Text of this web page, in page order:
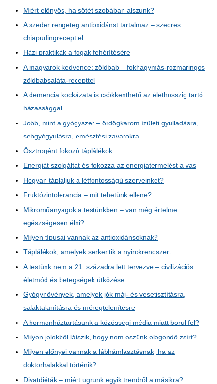
Miért előnyös, ha sötét szobában alszunk?
A szeder rengeteg antioxidánst tartalmaz – szedres
chiapudingrecepttel
Házi praktikák a fogak fehérítésére
A magyarok kedvence: zöldbab – fokhagymás-rozmaringos
zöldbabsaláta-recepttel
A demencia kockázata is csökkenthető az élethosszig tartó
házassággal
Jobb, mint a gyógyszer – ördögkarom ízületi gyulladásra,
sebgyógyulásra, emésztési zavarokra
Ösztrogént fokozó táplálékok
Energiát szolgáltat és fokozza az energiatermelést a vas
Hogyan tápláljuk a létfontosságú szerveinket?
Fruktózintolerancia – mit tehetünk ellene?
Mikroműanyagok a testünkben – van még értelme
egészségesen élni?
Milyen típusai vannak az antioxidánsoknak?
Táplálékok, amelyek serkentik a nyirokrendszert
A testünk nem a 21. századra lett tervezve – civilizációs
életmód és betegségek ütközése
Gyógynövények, amelyek jók máj- és vesetisztításra,
salaktalanításra és méregtelenítésre
A hormonháztartásunk a közösségi média miatt borul fel?
Milyen jelekből látszik, hogy nem eszünk elegendő zsírt?
Milyen előnyei vannak a lábhámlasztásnak, ha az
doktorhalakkal történik?
Divatdiéták – miért ugrunk egyik trendről a másikra?